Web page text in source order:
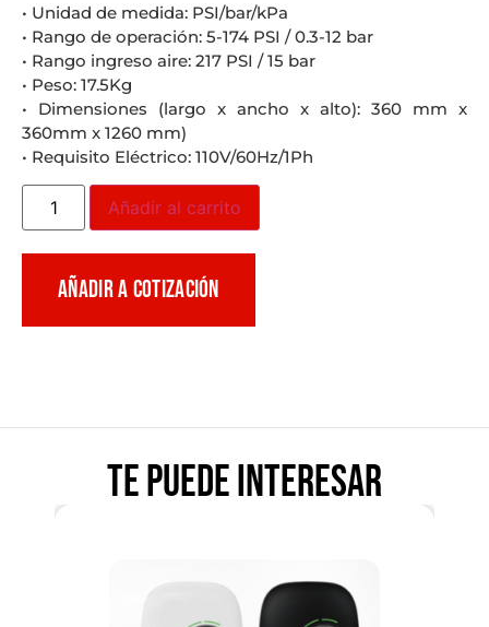
• Unidad de medida: PSI/bar/kPa
• Rango de operación: 5-174 PSI / 0.3-12 bar
• Rango ingreso aire: 217 PSI / 15 bar
• Peso: 17.5Kg
• Dimensiones (largo x ancho x alto): 360 mm x
360mm x 1260 mm)
• Requisito Eléctrico: 110V/60Hz/1Ph
Añadir al carrito
AÑADIR A COTIZACIÓN
Te puede interesar